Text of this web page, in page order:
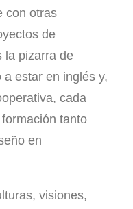
con otras
de
la pizarra de
estar en inglés y,
cada
tanto
en
visiones,